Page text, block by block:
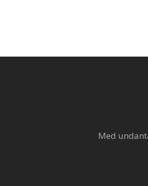
Med